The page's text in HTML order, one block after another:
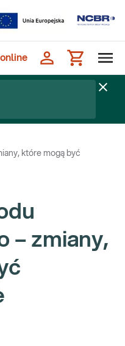
które mogą być
– zmiany,